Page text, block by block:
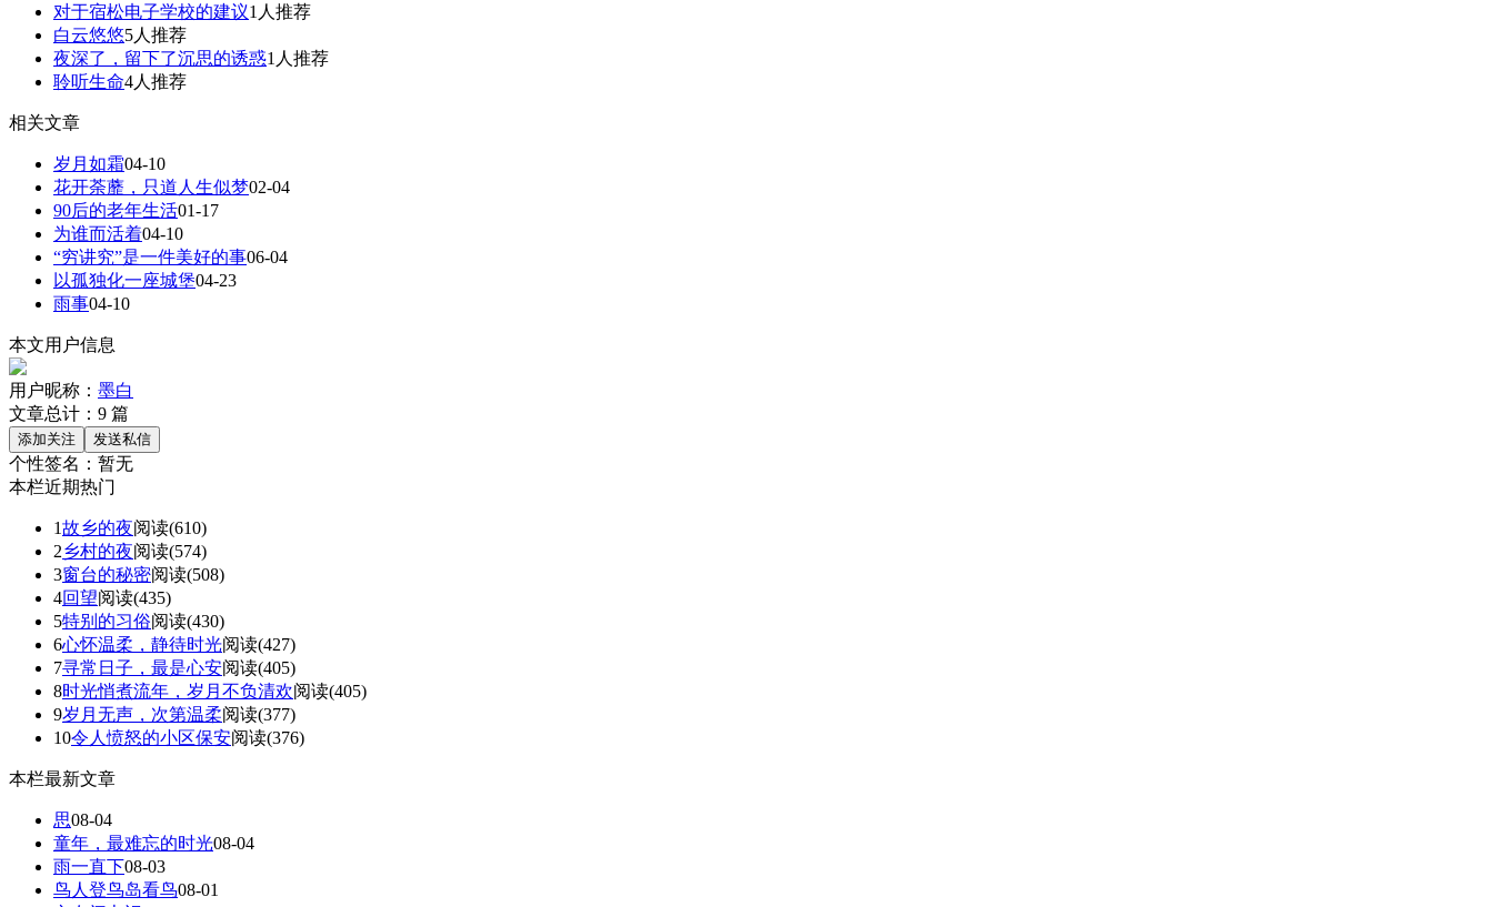
对于宿松电子学校的建议1人推荐
白云悠悠5人推荐
夜深了，留下了沉思的诱惑1人推荐
聆听生命4人推荐
相关文章
岁月如霜04-10
花开荼蘼，只道人生似梦02-04
90后的老年生活01-17
为谁而活着04-10
“穷讲究”是一件美好的事06-04
以孤独化一座城堡04-23
雨事04-10
本文用户信息
用户昵称： 墨白
文章总计： 9 篇
个性签名： 暂无
本栏近期热门
1故乡的夜阅读(610)
2乡村的夜阅读(574)
3窗台的秘密阅读(508)
4回望阅读(435)
5特别的习俗阅读(430)
6心怀温柔，静待时光阅读(427)
7寻常日子，最是心安阅读(405)
8时光悄煮流年，岁月不负清欢阅读(405)
9岁月无声，次第温柔阅读(377)
10令人愤怒的小区保安阅读(376)
本栏最新文章
思08-04
童年，最难忘的时光08-04
雨一直下08-03
鸟人登鸟岛看鸟08-01